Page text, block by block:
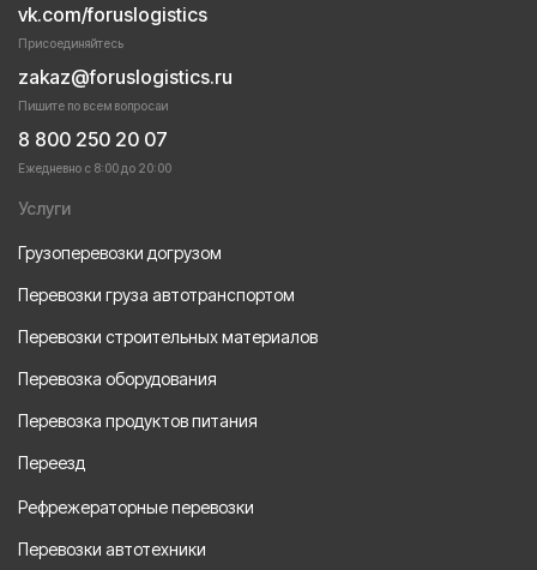
vk.com/foruslogistics
Присоединяйтесь
zakaz@foruslogistics.ru
Пишите по всем вопросаи
8 800 250 20 07
Ежедневно с 8:00 до 20:00
Услуги
Грузоперевозки догрузом
Перевозки груза автотранспортом
Перевозки строительных материалов
Перевозка оборудования
Перевозка продуктов питания
Переезд
Рефрежераторные перевозки
Перевозки автотехники